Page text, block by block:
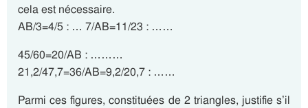
cela est nécessaire.
AB/3=4/5 : … 7/AB=11/23 : ……
45/60=20/AB : ………
21,2/47,7=36/AB=9,2/20,7 : ……
Parmi ces figures, constituées de 2 triangles, justifie s’il